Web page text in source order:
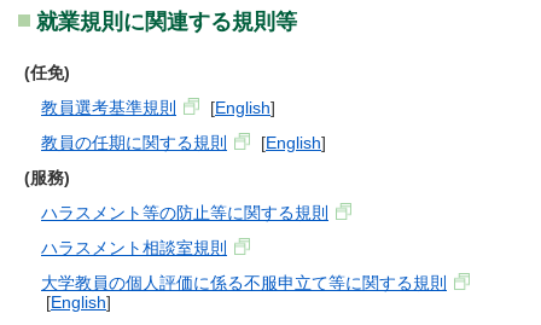
就業規則に関連する規則等
(任免)
教員選考基準規則
[English]
教員の任期に関する規則
[English]
(服務)
ハラスメント等の防止等に関する規則
ハラスメント相談室規則
大学教員の個人評価に係る不服申立て等に関する規則
[English]